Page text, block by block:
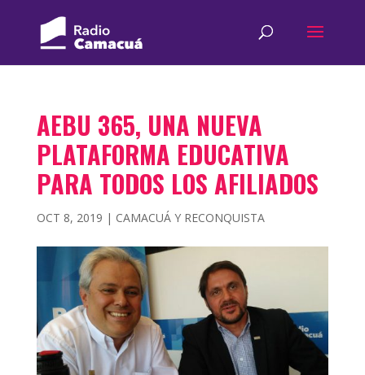
AEBU 365, UNA NUEVA
PLATAFORMA EDUCATIVA
PARA TODOS LOS AFILIADOS
OCT 8, 2019 | CAMACUÁ Y RECONQUISTA